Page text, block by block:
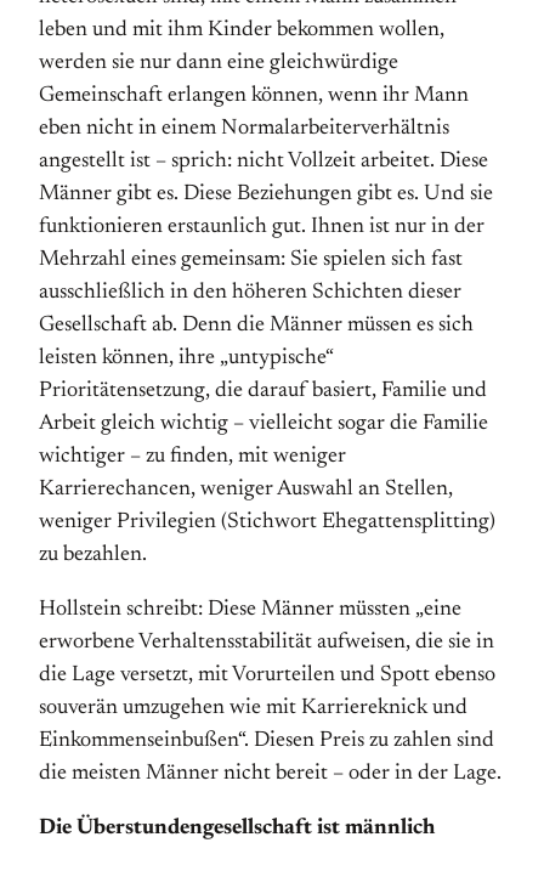
leben und mit ihm Kinder bekommen wollen,
werden sie nur dann eine gleichwürdige
Gemeinschaft erlangen können, wenn ihr Mann
eben nicht in einem Normalarbeiterverhältnis
angestellt ist – sprich: nicht Vollzeit arbeitet. Diese
Männer gibt es. Diese Beziehungen gibt es. Und sie
funktionieren erstaunlich gut. Ihnen ist nur in der
Mehrzahl eines gemeinsam: Sie spielen sich fast
ausschließlich in den höheren Schichten dieser
Gesellschaft ab. Denn die Männer müssen es sich
leisten können, ihre „untypische“
Prioritätensetzung, die darauf basiert, Familie und
Arbeit gleich wichtig – vielleicht sogar die Familie
wichtiger – zu finden, mit weniger
Karrierechancen, weniger Auswahl an Stellen,
weniger Privilegien (Stichwort Ehegattensplitting)
zu bezahlen.
Hollstein schreibt: Diese Männer müssten „eine
erworbene Verhaltensstabilität aufweisen, die sie in
die Lage versetzt, mit Vorurteilen und Spott ebenso
souverän umzugehen wie mit Karriereknick und
Einkommenseinbußen“. Diesen Preis zu zahlen sind
die meisten Männer nicht bereit – oder in der Lage.
Die Überstundengesellschaft ist männlich